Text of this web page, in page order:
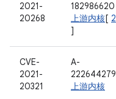
2021-
20268
182986620
上游内核[ 2
]
CVE-
2021-
20321
A-
222644279
上游内核